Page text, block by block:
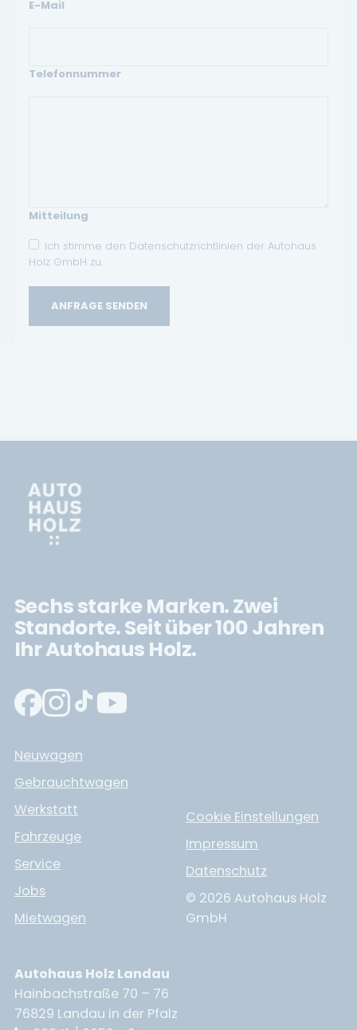
E-Mail
Telefonnummer
Mitteilung
Ich stimme den Datenschutzrichtlinien der Autohaus
Holz GmbH zu.
ANFRAGE SENDEN
Sechs starke Marken. Zwei
Standorte. Seit über 100 Jahren
Ihr Autohaus Holz.
Neuwagen
Gebrauchtwagen
Werkstatt
Fahrzeuge
Service
Jobs
Mietwagen
Cookie Einstellungen
Impressum
Datenschutz
© 2026 Autohaus Holz
GmbH
Autohaus Holz Landau
Hainbachstraße 70 – 76
76829 Landau in der Pfalz